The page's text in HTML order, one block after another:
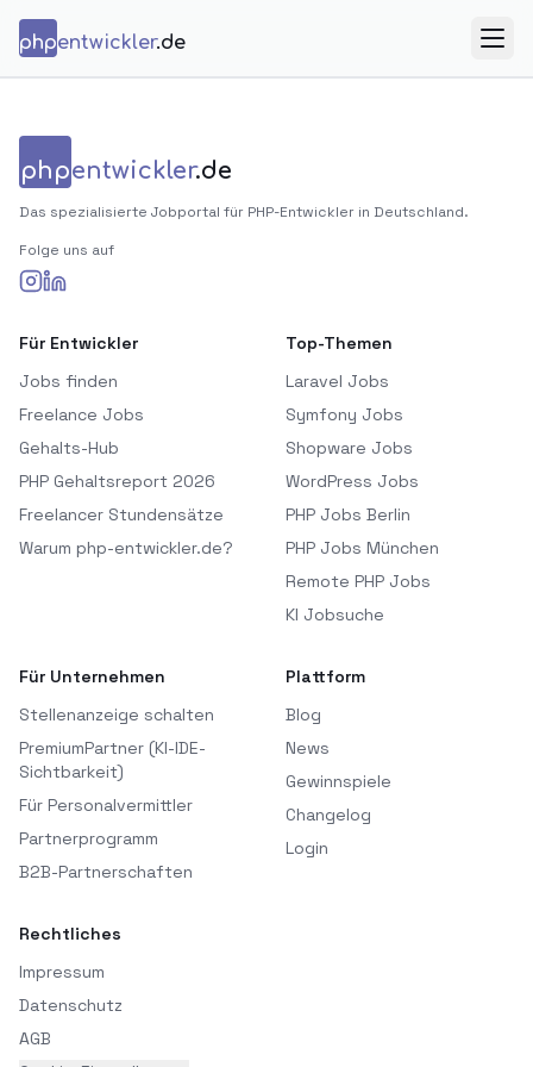
phpentwickler.de
phpentwickler.de
Das spezialisierte Jobportal für PHP-Entwickler in Deutschland.
Folge uns auf
Für Entwickler
Jobs finden
Freelance Jobs
Gehalts-Hub
PHP Gehaltsreport 2026
Freelancer Stundensätze
Warum php-entwickler.de?
Top-Themen
Laravel Jobs
Symfony Jobs
Shopware Jobs
WordPress Jobs
PHP Jobs Berlin
PHP Jobs München
Remote PHP Jobs
KI Jobsuche
Für Unternehmen
Stellenanzeige schalten
PremiumPartner (KI-IDE-
Sichtbarkeit)
Für Personalvermittler
Partnerprogramm
B2B-Partnerschaften
Plattform
Blog
News
Gewinnspiele
Changelog
Login
Rechtliches
Impressum
Datenschutz
AGB